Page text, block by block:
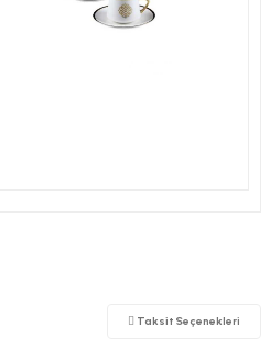
Taksit Seçenekleri